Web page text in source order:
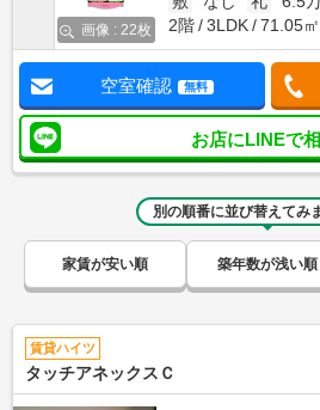
画像 : 22枚
2階
3LDK 71.05㎡
空室確認 無料
お店にLINEで
別の順番に並び替えてみ
家賃が安い順 築年数が浅い順
賃貸ハイツ
タッチアネックスＣ